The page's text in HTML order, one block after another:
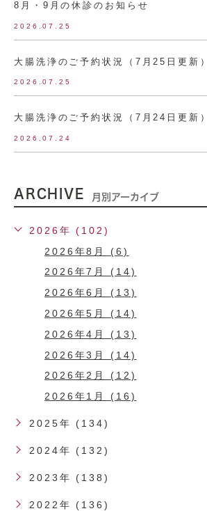
8月・9月の休診のお知らせ
2026.07.25
大腸洗浄のご予約状況（7月25日更新）
2026.07.25
大腸洗浄のご予約状況（7月24日更新）
2026.07.24
ARCHIVE 月別アーカイブ
2026年 (102)
2026年8月 (6)
2026年7月 (14)
2026年6月 (13)
2026年5月 (14)
2026年4月 (13)
2026年3月 (14)
2026年2月 (12)
2026年1月 (16)
2025年 (134)
2024年 (132)
2023年 (138)
2022年 (136)